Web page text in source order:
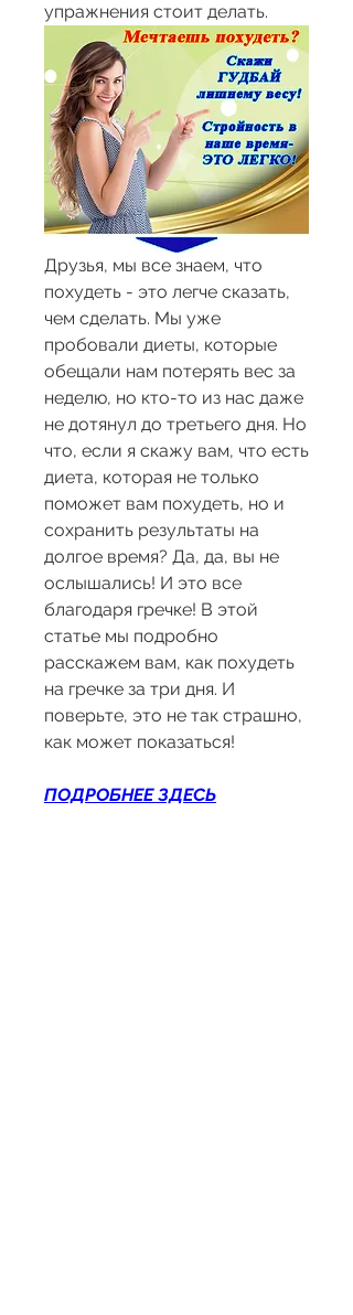
упражнения стоит делать.
Друзья, мы все знаем, что
похудеть - это легче сказать,
чем сделать. Мы уже
пробовали диеты, которые
обещали нам потерять вес за
неделю, но кто-то из нас даже
не дотянул до третьего дня. Но
что, если я скажу вам, что есть
диета, которая не только
поможет вам похудеть, но и
сохранить результаты на
долгое время? Да, да, вы не
ослышались! И это все
благодаря гречке! В этой
статье мы подробно
расскажем вам, как похудеть
на гречке за три дня. И
поверьте, это не так страшно,
как может показаться!
ПОДРОБНЕЕ ЗДЕСЬ